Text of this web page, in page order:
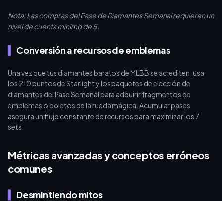
Nota: Las compras del Pase de Diamantes Semanal requieren un
nivel de cuenta mínimo de 5.
Conversión a recursos de emblemas
Una vez que tus diamantes baratos de MLBB se acrediten, usa
los 210 puntos de Starlight y los paquetes de elección de
diamantes del Pase Semanal para adquirir fragmentos de
emblemas o boletos de la rueda mágica. Acumular pases
asegura un flujo constante de recursos para maximizar los 7
sets.
Métricas avanzadas y conceptos erróneos
comunes
Desmintiendo mitos